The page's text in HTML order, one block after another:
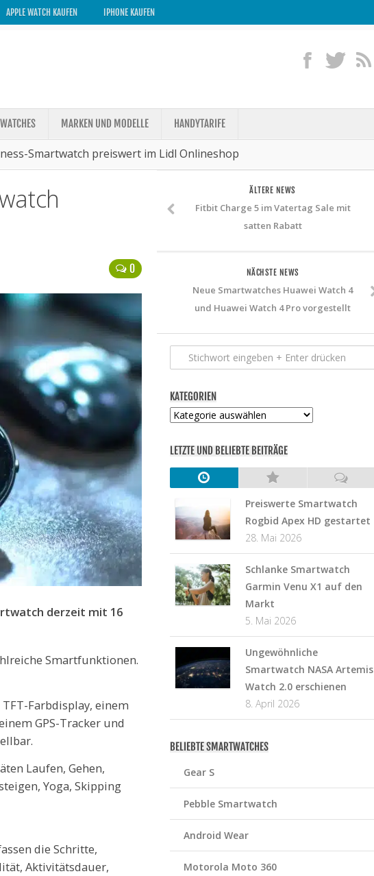
APPLE WATCH KAUFEN IPHONE KAUFEN
MARKEN UND MODELLE HANDYTARIFE
Smartwatch preiswert im Lidl Onlineshop
0
derzeit mit 16
Smartfunktionen.
Farbdisplay, einem
GPS-Tracker und
Laufen, Gehen,
Yoga, Skipping
die Schritte,
Aktivitätsdauer,
ÄLTERE NEWS
Fitbit Charge 5 im Vatertag Sale mit
satten Rabatt
NÄCHSTE NEWS
Neue Smartwatches Huawei Watch 4
und Huawei Watch 4 Pro vorgestellt
KATEGORIEN
Kategorien
LETZTE UND BELIEBTE BEITRÄGE
Preiswerte Smartwatch
Rogbid Apex HD gestartet
28. Mai 2026
Schlanke Smartwatch
Garmin Venu X1 auf den
Markt
5. Mai 2026
Ungewöhnliche
Smartwatch NASA Artemis
Watch 2.0 erschienen
8. April 2026
BELIEBTE SMARTWATCHES
Gear S
Pebble Smartwatch
Android Wear
Motorola Moto 360